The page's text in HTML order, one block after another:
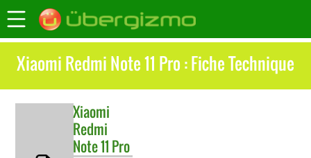
Xiaomi Redmi Note 11 Pro : Fiche Technique
Xiaomi
Redmi
Note 11 Pro